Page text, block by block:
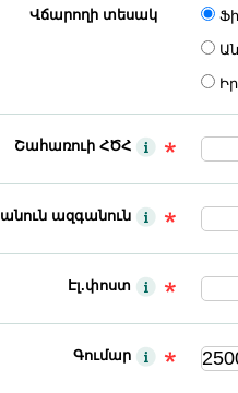
Վճարողի տեսակ
Շահառուի ՀԾՀ
ազգանուն
Էլ.փոստ
Գումար